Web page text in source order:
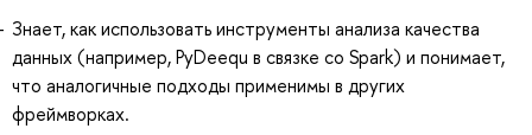
Знает, как использовать инструменты анализа качества
данных (например, PyDeequ в связке со Spark) и понимает,
что аналогичные подходы применимы в других
фреймворках.